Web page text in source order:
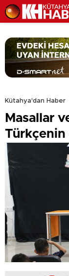
Kütahya'dan Haber
Masallar
Türkçenin